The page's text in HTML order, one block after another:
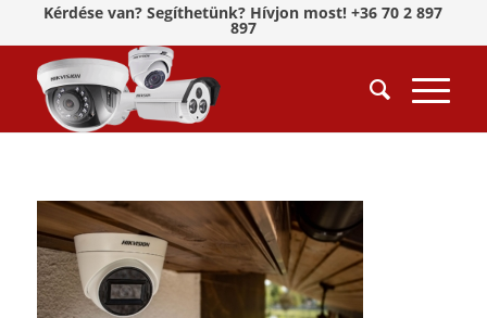
Kérdése van? Segíthetünk? Hívjon most! +36 70 2 897
897